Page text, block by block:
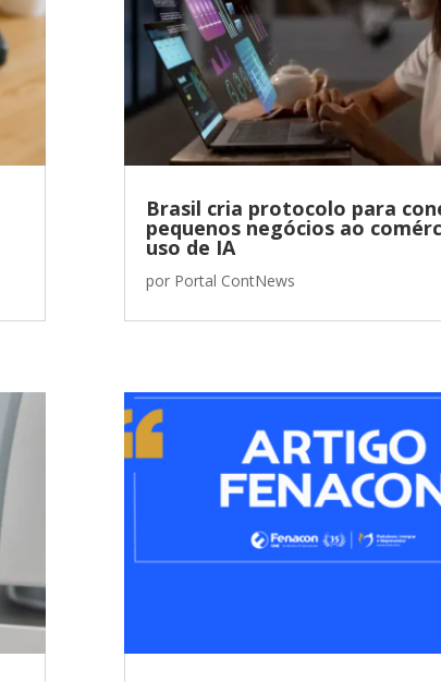
Brasil cria protocolo para
pequenos negócios ao
uso de IA
por Portal ContNews